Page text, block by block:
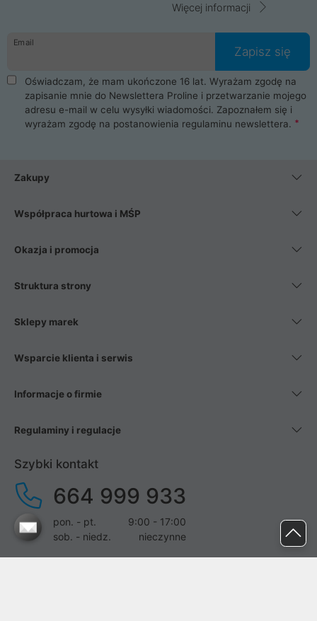
Więcej informacji
Email
Zapisz się
Oświadczam, że mam ukończone 16 lat. Wyrażam zgodę na
zapisanie mnie do Newslettera Proline i przetwarzanie mojego
adresu e-mail w celu wysyłki wiadomości. Zapoznałem się i
wyrażam zgodę na postanowienia regulaminu newslettera.
Zakupy
Współpraca hurtowa i MŚP
Okazja i promocja
Struktura strony
Sklepy marek
Wsparcie klienta i serwis
Informacje o firmie
Regulaminy i regulacje
Szybki kontakt
664 999 933
pon. - pt.
9:00 - 17:00
sob. - niedz.
nieczynne